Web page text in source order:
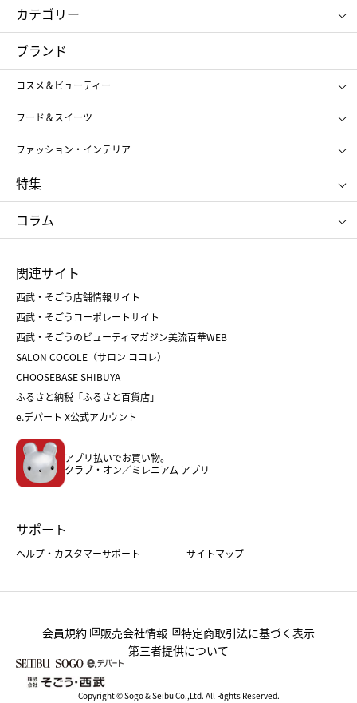
カテゴリー
コスメ＆ビューティー
ギフト
レディース
メンズ
スポーツ・アウトドア
お中元
お歳暮
ブランド
コスメ＆ビューティー
SHISEIDO
ポール&ジョー ボーテ
ジルスチュアート
NARS
RMK
クリニーク
SK-Ⅱ
フード＆スイーツ
アンリ・シャルパンティエ
ゴディバ
新宿高野
たねや
ねんりん家
ファッション・インテリア
ポロ ラルフ ローレン
タケオ キクチ
ママ＆キッズ
シュタイフ
特集
お中元
ひな人形
五月人形
父の日
クリスマスケーキ
ホワイトデー
コラム
菓子折り
和菓子
人気のギフト
バレンタイン
ホワイトデー
おせち
フード
ホーム・キッチン＆アート
関連サイト
西武・そごう店舗情報サイト
西武・そごうコーポレートサイト
西武・そごうのビューティマガジン美流百華WEB
SALON COCOLE（サロン ココレ）
CHOOSEBASE SHIBUYA
ふるさと納税「ふるさと百貨店」
e.デパート X公式アカウント
アプリ払いでお買い物。
クラブ・オン／ミレニアム アプリ
サポート
ヘルプ・カスタマーサポート サイトマップ
会員規約 販売会社情報
特定商取引法に基づく表示
第三者提供について
Copyright © Sogo & Seibu Co.,Ltd. All Rights Reserved.